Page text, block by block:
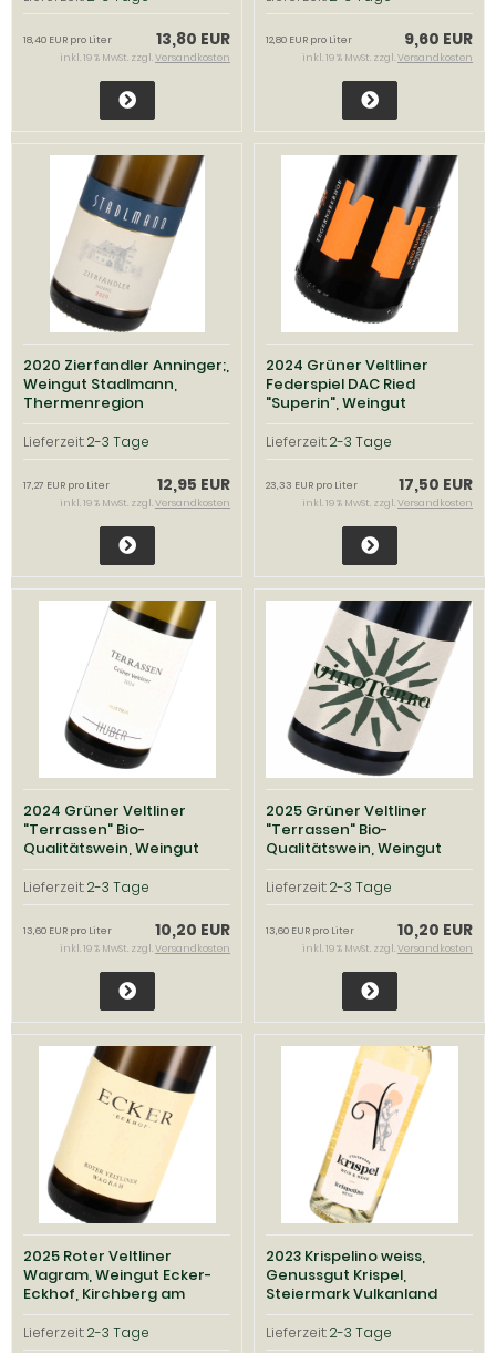
13,80 EUR
18,40 EUR pro Liter
inkl. 19 % MwSt. zzgl.Versandkosten
9,60 EUR
12,80 EUR pro Liter
inkl. 19 % MwSt. zzgl.Versandkosten
2020 Zierfandler Anninger;,
Weingut Stadlmann,
Thermenregion
Lieferzeit:2-3 Tage
12,95 EUR
17,27 EUR pro Liter
inkl. 19 % MwSt. zzgl.Versandkosten
2024 Grüner Veltliner
Federspiel DAC Ried
"Superin", Weingut
Tegernseerhof, Wachau
Lieferzeit:2-3 Tage
17,50 EUR
23,33 EUR pro Liter
inkl. 19 % MwSt. zzgl.Versandkosten
2024 Grüner Veltliner
"Terrassen" Bio-
Qualitätswein, Weingut
Markus Huber, Traisental
Lieferzeit:2-3 Tage
10,20 EUR
13,60 EUR pro Liter
inkl. 19 % MwSt. zzgl.Versandkosten
2025 Grüner Veltliner
"Terrassen" Bio-
Qualitätswein, Weingut
Markus Huber, Traisental
Lieferzeit:2-3 Tage
10,20 EUR
13,60 EUR pro Liter
inkl. 19 % MwSt. zzgl.Versandkosten
2025 Roter Veltliner
Wagram, Weingut Ecker-
Eckhof, Kirchberg am
Wagram
Lieferzeit:2-3 Tage
2023 Krispelino weiss,
Genussgut Krispel,
Steiermark Vulkanland
Lieferzeit:2-3 Tage